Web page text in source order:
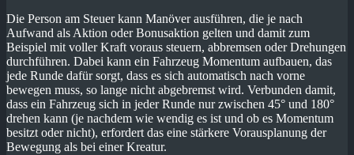
Die Person am Steuer kann Manöver ausführen, die je nach
Aufwand als Aktion oder Bonusaktion gelten und damit zum
Beispiel mit voller Kraft voraus steuern, abbremsen oder Drehungen
durchführen. Dabei kann ein Fahrzeug Momentum aufbauen, das
jede Runde dafür sorgt, dass es sich automatisch nach vorne
bewegen muss, so lange nicht abgebremst wird. Verbunden damit,
dass ein Fahrzeug sich in jeder Runde nur zwischen 45° und 180°
drehen kann (je nachdem wie wendig es ist und ob es Momentum
besitzt oder nicht), erfordert das eine stärkere Vorausplanung der
Bewegung als bei einer Kreatur.